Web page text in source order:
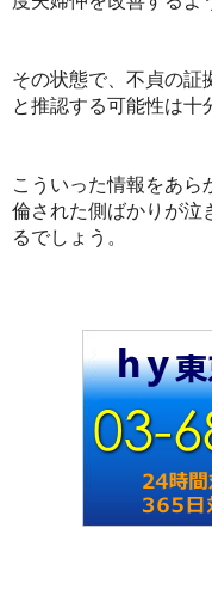
その状態で、不貞の証
と推認する可能性は十
こういった情報をあら
倫された側ばかりが泣
るでしょう。